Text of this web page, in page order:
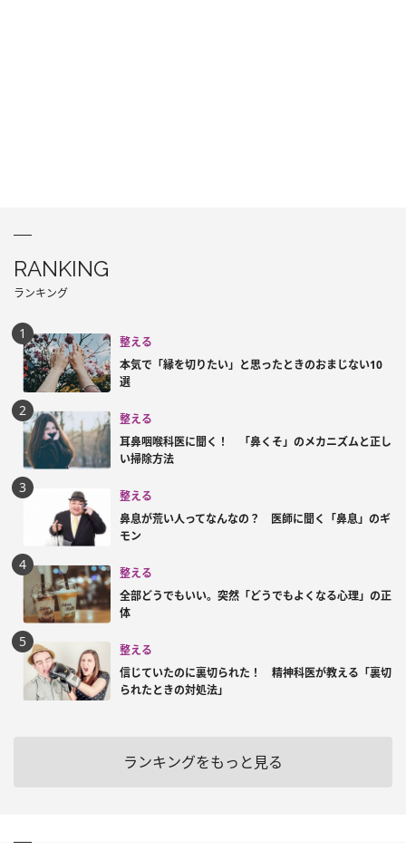
RANKING
ランキング
整える
本気で「縁を切りたい」と思ったときのおまじない10
選
整える
耳鼻咽喉科医に聞く！ 「鼻くそ」のメカニズムと正し
い掃除方法
整える
鼻息が荒い人ってなんなの？ 医師に聞く「鼻息」のギ
モン
整える
全部どうでもいい。突然「どうでもよくなる心理」の正
体
整える
信じていたのに裏切られた！ 精神科医が教える「裏切
られたときの対処法」
ランキングをもっと見る